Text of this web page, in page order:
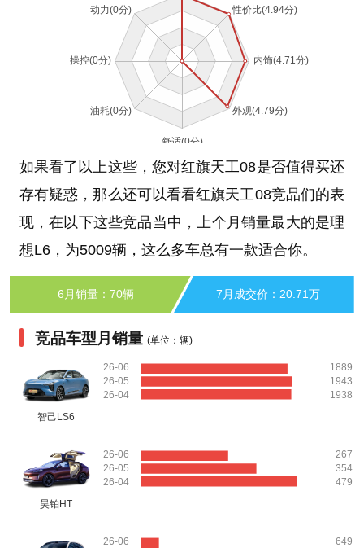
如果看了以上这些，您对红旗天工08是否值得买还
存有疑惑，那么还可以看看红旗天工08竞品们的表
现，在以下这些竞品当中，上个月销量最大的是理
想L6，为5009辆，这么多车总有一款适合你。
6月销量：70辆 7月成交价：20.71万
竞品车型月销量 (单位：辆)
智己LS6
26-06
26-05
26-04
1889
1943
1938
昊铂HT
26-06
26-05
26-04
267
354
479
26-06
649